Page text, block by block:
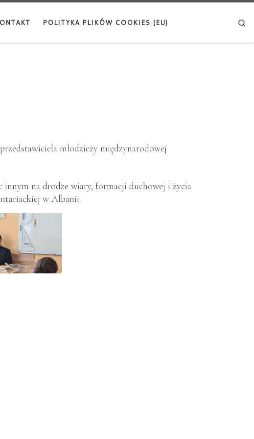
POLITYKA PLIKÓW COOKIES (EU)
młodzieży międzynarodowej
innym na drodze wiary, formacji duchowej i życia
w Albanii.